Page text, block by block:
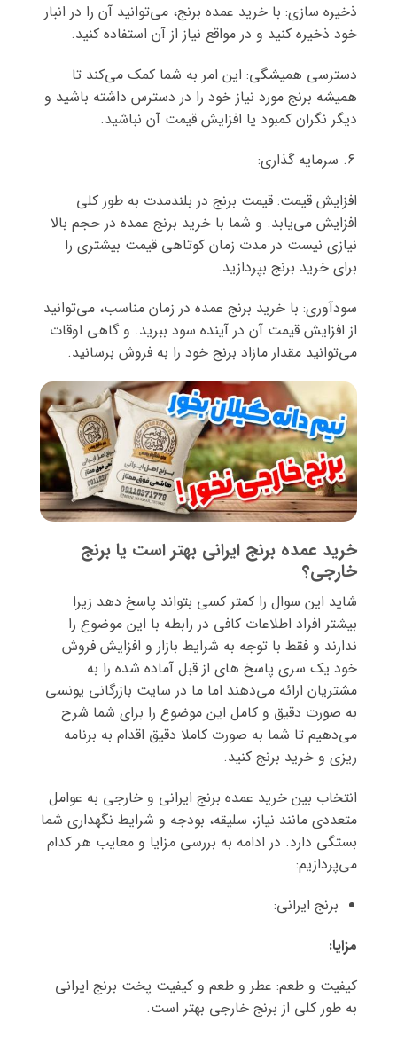
ذخیره سازی: با خرید عمده برنج، می‌توانید آن را در انبار
خود ذخیره کنید و در مواقع نیاز از آن استفاده کنید.
دسترسی همیشگی: این امر به شما کمک می‌کند تا
همیشه برنج مورد نیاز خود را در دسترس داشته باشید و
دیگر نگران کمبود یا افزایش قیمت آن نباشید.
سرمایه گذاری:
افزایش قیمت: قیمت برنج در بلندمدت به طور کلی
افزایش می‌یابد. و شما با خرید برنج عمده در حجم بالا
نیازی نیست در مدت زمان کوتاهی قیمت بیشتری را
برای خرید برنج بپردازید.
سودآوری: با خرید برنج عمده در زمان مناسب، می‌توانید
از افزایش قیمت آن در آینده سود ببرید. و گاهی اوقات
می‌توانید مقدار مازاد برنج خود را به فروش برسانید.
خرید عمده برنج ایرانی بهتر است یا برنج
خارجی؟
شاید این سوال را کمتر کسی بتواند پاسخ دهد زیرا
بیشتر افراد اطلاعات کافی در رابطه با این موضوع را
ندارند و فقط با توجه به شرایط بازار و افزایش فروش
خود یک سری پاسخ های از قبل آماده شده را به
مشتریان ارائه می‌دهند اما ما در سایت بازرگانی یونسی
به صورت دقیق و کامل این موضوع را برای شما شرح
می‌دهیم تا شما به صورت کاملا دقیق اقدام به برنامه
ریزی و خرید برنج کنید.
انتخاب بین خرید عمده برنج ایرانی و خارجی به عوامل
متعددی مانند نیاز، سلیقه، بودجه و شرایط نگهداری شما
بستگی دارد. در ادامه به بررسی مزایا و معایب هر کدام
می‌پردازیم:
برنج ایرانی:
مزایا:
کیفیت و طعم: عطر و طعم و کیفیت پخت برنج ایرانی
به طور کلی از برنج خارجی بهتر است.